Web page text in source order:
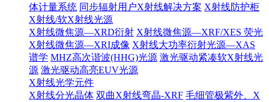
体计量系统 同步辐射用户X射线解决方案 X射线防护柜
X射线/软X射线光源
X射线微焦源—XRD衍射 X射线微焦源—XRF/XES 荧光
X射线微焦源—XRI成像 X射线大功率衍射光源—XAS
谱学 MHZ高次谐波(HHG)光源 激光驱动紧凑软X射线光
源 激光驱动高亮EUV光源
X射线光学元件
X射线分光晶体 双曲X射线弯晶-XRF 毛细管极紫外、X